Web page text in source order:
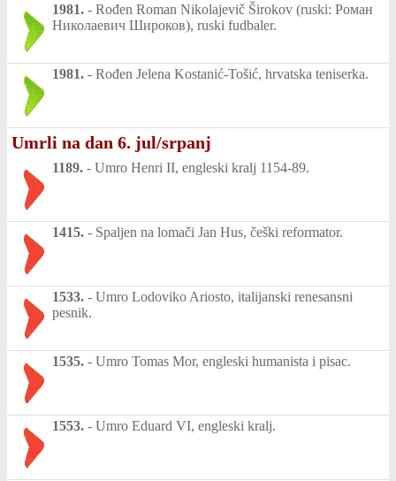
1981. - Rođen Roman Nikolajevič Širokov (ruski: Роман
Николаевич Широков), ruski fudbaler.
1981. - Rođen Jelena Kostanić-Tošić, hrvatska teniserka.
Umrli na dan 6. jul/srpanj
1189. - Umro Henri II, engleski kralj 1154-89.
1415. - Spaljen na lomači Jan Hus, češki reformator.
1533. - Umro Lodoviko Ariosto, italijanski renesansni
pesnik.
1535. - Umro Tomas Mor, engleski humanista i pisac.
1553. - Umro Eduard VI, engleski kralj.